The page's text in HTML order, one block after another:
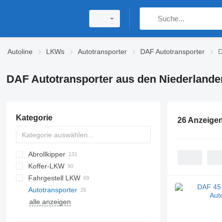
Autoline LKWs Autotransporter DAF Autotransporter
DAF Autotransporter aus den
Kategorie
Abrollkipper
Koffer-LKW
Fahrgestell LKW
Autotransporter
alle anzeigen
26